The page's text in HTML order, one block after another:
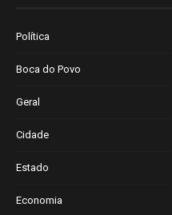
Política
Boca do Povo
Geral
Cidade
Estado
Economia